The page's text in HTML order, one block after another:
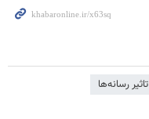
تاثیر رسانه‌ها